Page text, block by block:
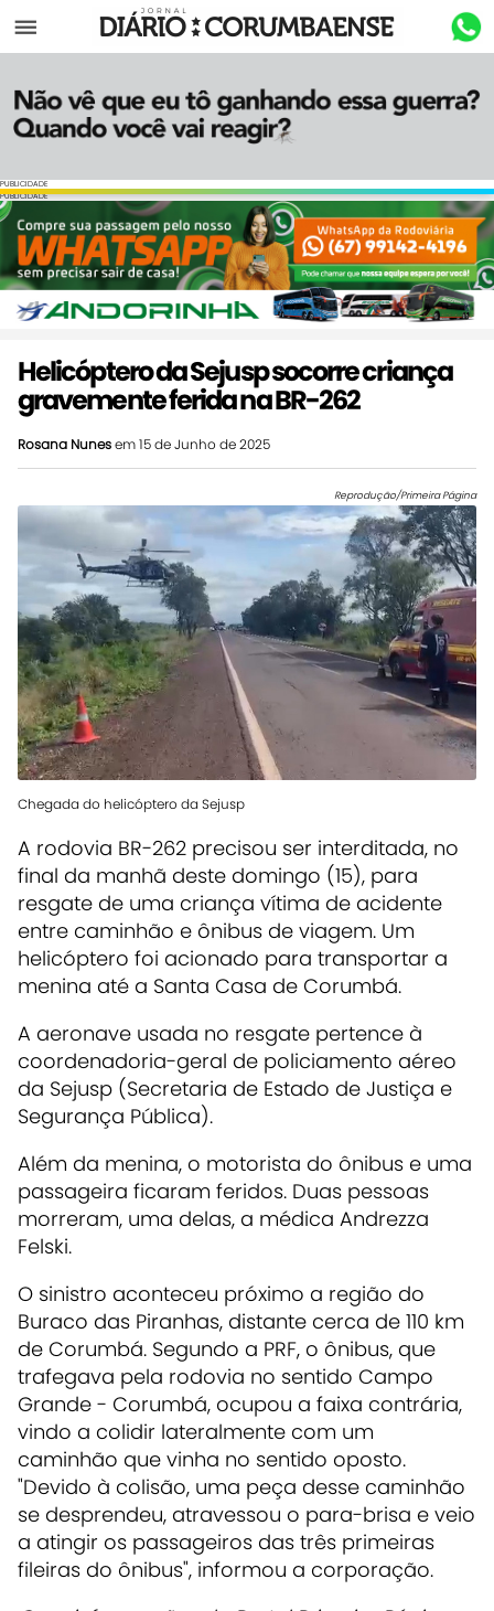
Menu
PUBLICIDADE
PUBLICIDADE
Helicóptero da Sejusp socorre criança
gravemente ferida na BR-262
Rosana Nunesem 15 de Junho de 2025
Reprodução/Primeira Página
Chegada do helicóptero da Sejusp
A rodovia BR-262 precisou ser interditada, no
final da manhã deste domingo (15), para
resgate de uma criança vítima de acidente
entre caminhão e ônibus de viagem. Um
helicóptero foi acionado para transportar a
menina até a Santa Casa de Corumbá.
A aeronave usada no resgate pertence à
coordenadoria-geral de policiamento aéreo
da Sejusp (Secretaria de Estado de Justiça e
Segurança Pública).
Além da menina, o motorista do ônibus e uma
passageira ficaram feridos. Duas pessoas
morreram, uma delas, a médica Andrezza
Felski.
O sinistro aconteceu próximo a região do
Buraco das Piranhas, distante cerca de 110 km
de Corumbá. Segundo a PRF, o ônibus, que
trafegava pela rodovia no sentido Campo
Grande - Corumbá, ocupou a faixa contrária,
vindo a colidir lateralmente com um
caminhão que vinha no sentido oposto.
"Devido à colisão, uma peça desse caminhão
se desprendeu, atravessou o para-brisa e veio
a atingir os passageiros das três primeiras
fileiras do ônibus", informou a corporação.